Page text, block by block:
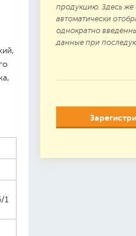
продукцию. Здесь же
автоматически
однократно
данные при
1